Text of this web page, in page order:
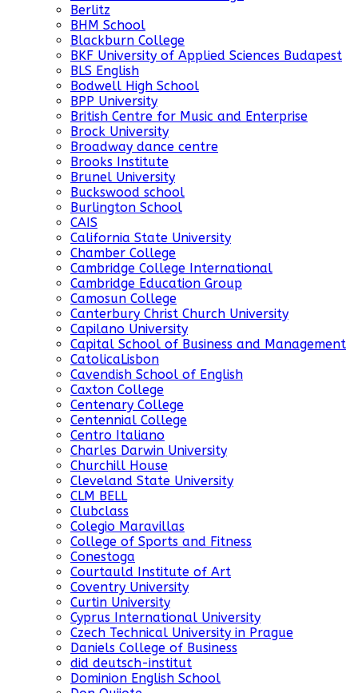
Berlitz
BHM School
Blackburn College
BKF University of Applied Sciences Budapest
BLS English
Bodwell High School
BPP University
British Centre for Music and Enterprise
Brock University
Broadway dance centre
Brooks Institute
Brunel University
Buckswood school
Burlington School
CAIS
California State University
Chamber College
Cambridge College International
Cambridge Education Group
Camosun College
Canterbury Christ Church University
Capilano University
Capital School of Business and Management
CatolicaLisbon
Cavendish School of English
Caxton College
Centenary College
Centennial College
Centro Italiano
Charles Darwin University
Churchill House
Cleveland State University
CLM BELL
Clubclass
Colegio Maravillas
College of Sports and Fitness
Conestoga
Courtauld Institute of Art
Coventry University
Curtin University
Cyprus International University
Czech Technical University in Prague
Daniels College of Business
did deutsch-institut
Dominion English School